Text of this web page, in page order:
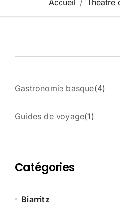
Accueil Théâtre
Gastronomie basque 44
p
u
Guides de voyage 1 1
Catégories
Biarritz